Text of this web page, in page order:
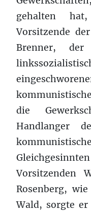
gehalten
Vorsitzende
Brenner,
die
Handlanger
Vorsitzenden
Rosenberg,
Wald, sorgte